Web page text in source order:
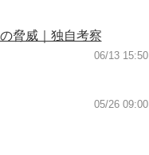
脅威｜独自考察
06/13 15:50
05/26 09:00